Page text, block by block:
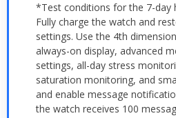
*Test conditions for the 7-day
Fully charge the watch and
settings. Use the 4th
always-on display, advanced
settings, all-day stress
saturation monitoring, and
and enable message
the watch receives 100